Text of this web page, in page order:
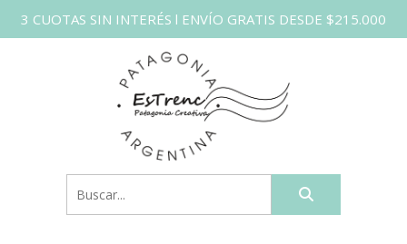
3 CUOTAS SIN INTERÉS l ENVÍO GRATIS DESDE $215.000